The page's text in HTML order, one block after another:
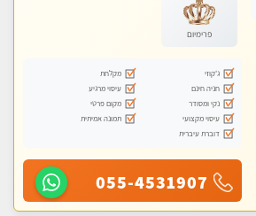
פרימיום
ג'קוזי
מקלחת
חניה חינם
עיסוי מרגיע
נקי ומסודר
מקום פרטי
עיסוי מקצועי
תמונה אמיתית
דוברת עיברית
055-4531907